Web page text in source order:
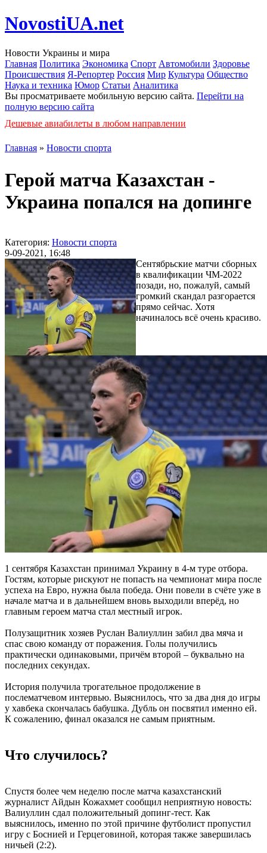
NovostiUA.net
Новости Украины и мира
Главная Политика Экономика Спорт Автомобили Здоровье
Происшествия Я-Репортер Россия Мир Культура Общество
Наука и техника Юмор Статьи Аналитика
Вы просматриваете мобильную версию сайта. Перейти на
полную версию сайта
Дешевые авиабилеты в любом направлении
Главная » Новости спорта
Герой матча Казахстан -
Украина попался на допинге
Категория: Новости спорта
9-09-2021, 16:48
Сентябрьские матчи сборных
в квалификации ЧМ-2022
позади, но, пожалуй, самый
громкий скандал разгорается
прямо сейчас. Хотя
начиналось всё очень красиво.
1 сентября Казахстан принимал Украину в 4-м туре отбора.
Гостям, которые рискуют не попасть на чемпионат мира после
успеха на Евро, нужна была победа. Они повели в счёте уже в
начале матча и в дальнейшем вновь выходили вперёд, но
главным героем матча стал местный игрок.
Полузащитник хозяев Руслан Валиуллин забил два мяча и
спас свою команду от поражения. Голы получились
практически одинаковыми, причём второй – буквально на
последних секундах.
История получила трогательное продолжение в
послематчевом интервью. Выяснилось, что за два дня до игры
у хавбека скончалась бабушка. Дубль он посвятил именно ей.
К сожалению, финал оказался не самым приятным.
Что случилось?
Спустя более чем неделю после матча казахстанский
журналист Айдын Кожахмет сообщил неприятную новость:
Валиуллин сдал положительный допинг-тест. Как
выяснилось, именно по этой причине футболист пропустил
игру с Боснией и Герцеговиной, которая также завершилась
ничьей (2:2).